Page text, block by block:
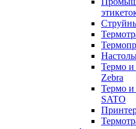
Термо и
Zebra
Термо и
SATO